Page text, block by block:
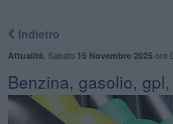
Indietro
Attualità Sabato 15 Novembre 2025ore
Benzina, gasolio,